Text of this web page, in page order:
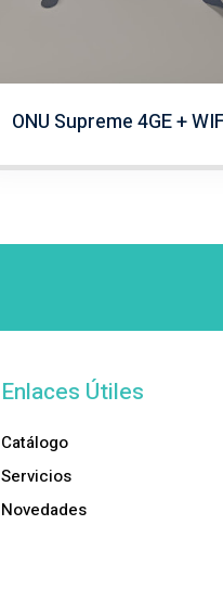
ONU Supreme 4GE +
Enlaces Útiles
Catálogo
Servicios
Novedades